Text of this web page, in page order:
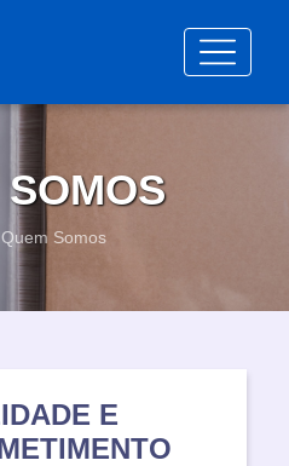
Quem Somos
E